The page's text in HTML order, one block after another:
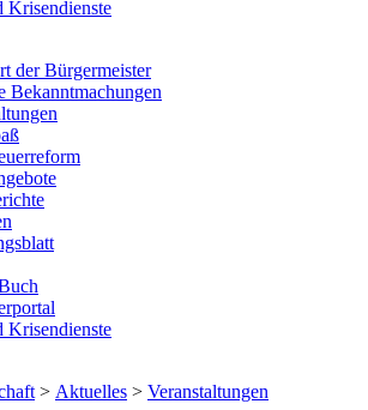
Krisendienste
der Bürgermeister
Bekanntmachungen
Krisendienste
> Aktuelles > Veranstaltungen